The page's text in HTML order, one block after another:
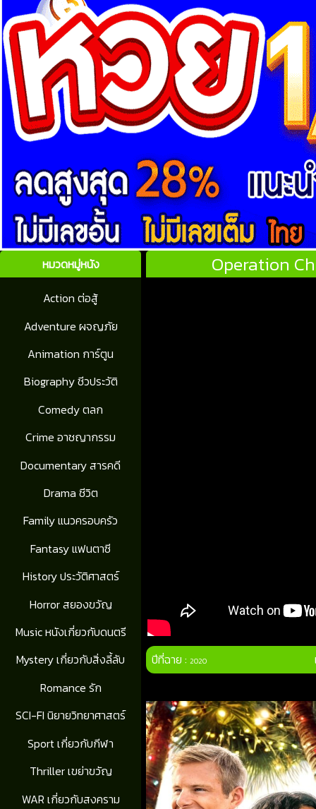
หมวดหมู่หนัง
Action ต่อสู้
Adventure ผจญภัย
Animation การ์ตูน
Biography ชีวประวัติ
Comedy ตลก
Crime อาชญากรรม
Documentary สารคดี
Drama ชีวิต
Family แนวครอบครัว
Fantasy แฟนตาซี
History ประวัติศาสตร์
Horror สยองขวัญ
Music หนังเกี่ยวกับดนตรี
Mystery เกี่ยวกับสิ่งลี้ลับ
Romance รัก
SCI-FI นิยายวิทยาศาสตร์
Sport เกี่ยวกับกีฬา
Thriller เขย่าขวัญ
WAR เกี่ยวกับสงคราม
Operation
ปีที่ฉาย :2020